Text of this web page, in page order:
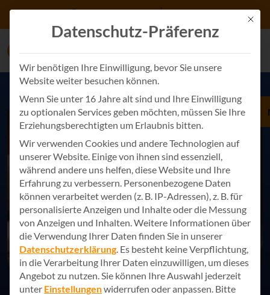
Zum Inhalt springen
Mit
Datenschutz-Präferenz
Wir benötigen Ihre Einwilligung, bevor Sie unsere
Website weiter besuchen können.
Wenn Sie unter 16 Jahre alt sind und Ihre Einwilligung
zu optionalen Services geben möchten, müssen Sie Ihre
Erziehungsberechtigten um Erlaubnis bitten.
Wir verwenden Cookies und andere Technologien auf
unserer Website. Einige von ihnen sind essenziell,
während andere uns helfen, diese Website und Ihre
Erfahrung zu verbessern. Personenbezogene Daten
können verarbeitet werden (z. B. IP-Adressen), z. B. für
personalisierte Anzeigen und Inhalte oder die Messung
von Anzeigen und Inhalten.Weitere Informationen über
die Verwendung Ihrer Daten finden Sie in unserer
Datenschutzerklärung. Es besteht keine Verpflichtung,
in die Verarbeitung Ihrer Daten einzuwilligen, um dieses
Angebot zu nutzen.Sie können Ihre Auswahl jederzeit
unter Einstellungenwiderrufen oder anpassen. Bitte